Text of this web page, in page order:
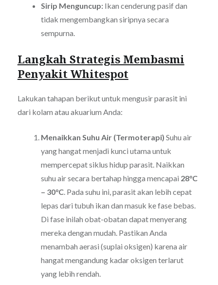
Sirip Menguncup:Ikan cenderung pasif dan
tidak mengembangkan siripnya secara
sempurna.
Langkah Strategis Membasmi
Penyakit Whitespot
Lakukan tahapan berikut untuk mengusir parasit ini
dari kolam atau akuarium Anda:
Menaikkan Suhu Air (Termoterapi) Suhu air
yang hangat menjadi kunci utama untuk
mempercepat siklus hidup parasit. Naikkan
suhu air secara bertahap hingga mencapai 28°C
– 30°C. Pada suhu ini, parasit akan lebih cepat
lepas dari tubuh ikan dan masuk ke fase bebas.
Di fase inilah obat-obatan dapat menyerang
mereka dengan mudah. Pastikan Anda
menambah aerasi (suplai oksigen) karena air
hangat mengandung kadar oksigen terlarut
yang lebih rendah.